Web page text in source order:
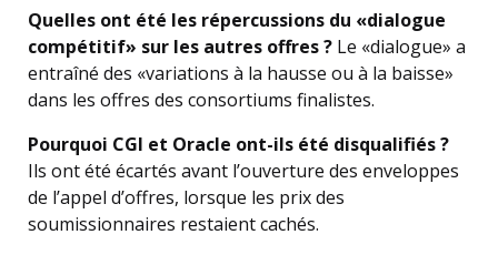
Quelles ont été les répercussions du «dialogue
compétitif» sur les autres offres ? Le «dialogue» a
entraîné des «variations à la hausse ou à la baisse»
dans les offres des consortiums finalistes.
Pourquoi CGI et Oracle ont-ils été disqualifiés ?
Ils ont été écartés avant l’ouverture des enveloppes
de l’appel d’offres, lorsque les prix des
soumissionnaires restaient cachés.